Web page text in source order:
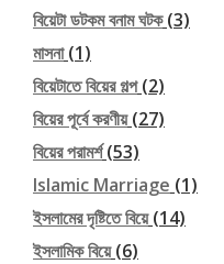
বিয়েটা ডটকম বনাম ঘটক(3)
মাসনা(1)
বিয়েটাতে বিয়ের গল্প(2)
বিয়ের পূর্বে করণীয়(27)
বিয়ের পরামর্শ(53)
Islamic Marriage (1)
ইসলামের দৃষ্টিতে বিয়ে(14)
ইসলামিক বিয়ে(6)